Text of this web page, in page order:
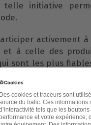
telle initiative
activement
et à celle des
sont les plus
dans
amélioration.
de son
de